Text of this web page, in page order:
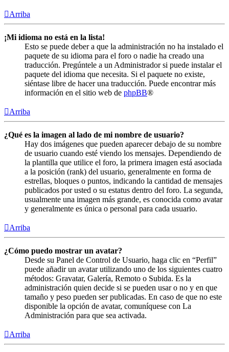
Arriba
¡Mi idioma no está en la lista!
Esto se puede deber a que la administración no ha instalado el
paquete de su idioma para el foro o nadie ha creado una
traducción. Pregúntele a un Administrador si puede instalar el
paquete del idioma que necesita. Si el paquete no existe,
siéntase libre de hacer una traducción. Puede encontrar más
información en el sitio web de phpBB®
Arriba
¿Qué es la imagen al lado de mi nombre de usuario?
Hay dos imágenes que pueden aparecer debajo de su nombre
de usuario cuando esté viendo los mensajes. Dependiendo de
la plantilla que utilice el foro, la primera imagen está asociada
a la posición (rank) del usuario, generalmente en forma de
estrellas, bloques o puntos, indicando la cantidad de mensajes
publicados por usted o su estatus dentro del foro. La segunda,
usualmente una imagen más grande, es conocida como avatar
y generalmente es única o personal para cada usuario.
Arriba
¿Cómo puedo mostrar un avatar?
Desde su Panel de Control de Usuario, haga clic en “Perfil”
puede añadir un avatar utilizando uno de los siguientes cuatro
métodos: Gravatar, Galería, Remoto o Subida. Es la
administración quien decide si se pueden usar o no y en que
tamaño y peso pueden ser publicadas. En caso de que no este
disponible la opción de avatar, comuníquese con La
Administración para que sea activada.
Arriba